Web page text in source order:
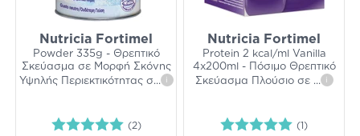
Nutricia Fortimel
Powder 335g - Θρεπτικό
Σκεύασμα σε Μορφή Σκόνης
Υψηλής Περιεκτικότητας σ... i
(2)
Nutricia Fortimel
Protein 2 kcal/ml Vanilla
4x200ml - Πόσιμο Θρεπτικό
Σκεύασμα Πλούσιο σε ... i
(1)